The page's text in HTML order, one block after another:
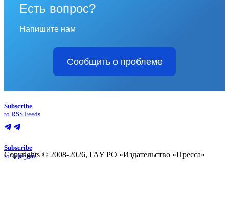
Есть вопрос?
Напишите нам
Сообщить о проблеме
Subscribe
to RSS Feeds
Subscribe
to Telegram
Copyrights © 2008-2026, ГАУ РО «Издательство «Пресса»